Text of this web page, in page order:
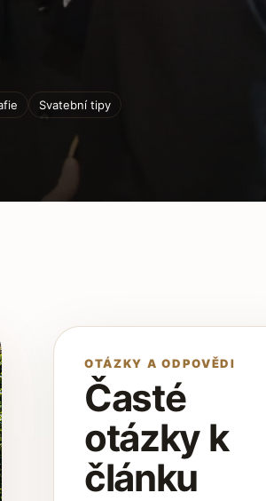
Svatební tipy
OTÁZKY A ODPOVĚDI
Časté
otázky k
článku